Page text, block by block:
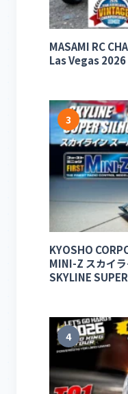
MASAMI RC
Las Vegas
3
KYOSHO
MINI-Z スカイ
SKYLINE
4